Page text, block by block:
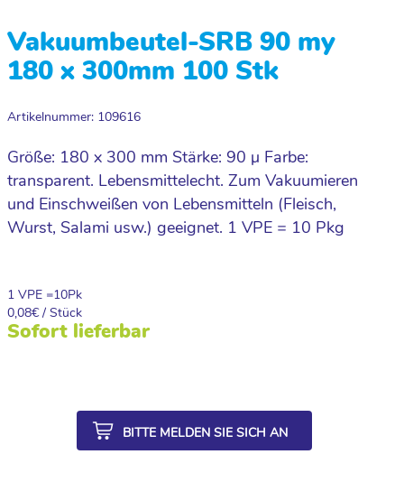
Vakuumbeutel-SRB 90 my
180 x 300mm 100 Stk
Artikelnummer: 109616
Größe: 180 x 300 mm Stärke: 90 µ Farbe:
transparent. Lebensmittelecht. Zum Vakuumieren
und Einschweißen von Lebensmitteln (Fleisch,
Wurst, Salami usw.) geeignet. 1 VPE = 10 Pkg
1 VPE =10Pk
0,08€ / Stück
Sofort lieferbar
BITTE MELDEN SIE SICH AN